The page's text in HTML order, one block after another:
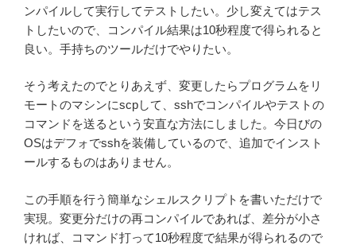
ンパイルして実行してテストしたい。少し変えてはテス
トしたいので、コンパイル結果は10秒程度で得られると
良い。手持ちのツールだけでやりたい。
そう考えたのでとりあえず、変更したらプログラムをリ
モートのマシンにscpして、sshでコンパイルやテストの
コマンドを送るという安直な方法にしました。今日びの
OSはデフォでsshを装備しているので、追加でインスト
ールするものはありません。
この手順を行う簡単なシェルスクリプトを書いただけで
実現。変更分だけの再コンパイルであれば、差分が小さ
ければ、コマンド打って10秒程度で結果が得られるので